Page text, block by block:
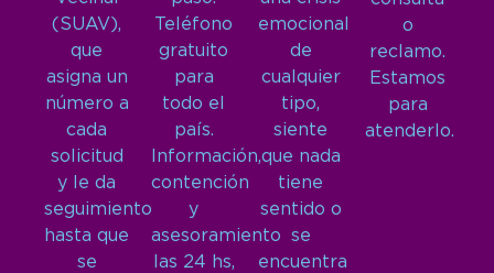
(SUAV),
que
asigna un
número a
cada
solicitud
y le da
seguimiento
hasta que
se
Teléfono
gratuito
para
todo el
país.
Información,
contención
y
asesoramiento
las 24 hs,
emocional
de
cualquier
tipo,
siente
que nada
tiene
sentido o
se
encuentra
o
reclamo.
Estamos
para
atenderlo.